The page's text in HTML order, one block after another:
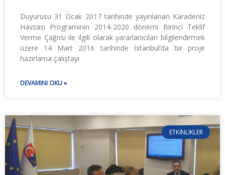
Duyurusu 31 Ocak 2017 tarihinde yayınlanan Karadeniz
Havzası Programının 2014-2020 dönemi Birinci Teklif
Verme Çağrısı ile ilgili olarak yararlanıcıları bilgilendirmek
üzere 14 Mart 2016 tarihinde İstanbul’da bir proje
hazırlama çalıştayı
DEVAMINI OKU »
ETKINLIKLER